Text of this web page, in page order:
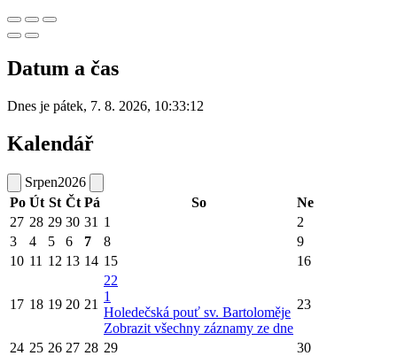
Datum a čas
Dnes je pátek, 7. 8. 2026, 10:33:12
Kalendář
Srpen2026
Po Út St Čt Pá So
Ne
27 28 29 30 31 1
2
3
4 5 6 7 8
9
10 11 12 13 14 15 16
17 18 19 20 21
22
1
Holedečská pouť sv. Bartoloměje
Zobrazit všechny záznamy ze dne
23
24 25 26 27 28 29
30